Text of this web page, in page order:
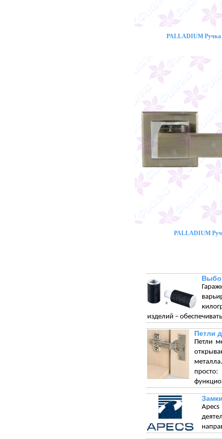
PALLADIUM Ручка
PALLADIUM
изделий –
Петли
Петли
Apecs